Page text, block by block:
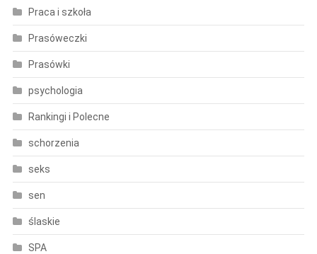
Praca i szkoła
Prasóweczki
Prasówki
psychologia
Rankingi i Polecne
schorzenia
seks
sen
ślaskie
SPA